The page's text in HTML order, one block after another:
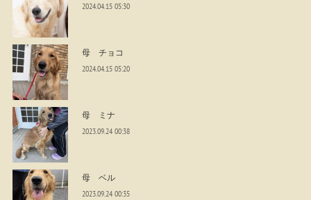
2024.04.15 05:30
母 チョコ
2024.04.15 05:20
母 ミナ
2023.09.24 00:38
母 ベル
2023.09.24 00:35